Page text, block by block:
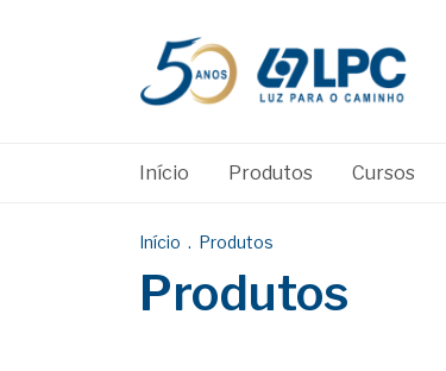
Início Produtos Cursos
Início . Produtos
Produtos